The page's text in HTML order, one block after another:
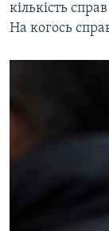
кількість
На когось